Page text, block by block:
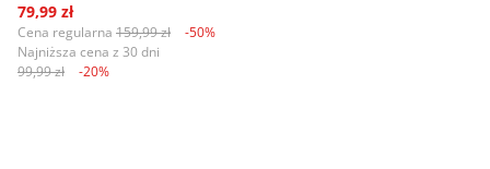
79,99 zł
Cena regularna 159,99 zł
-50%
Najniższa cena z 30 dni
99,99 zł
-20%